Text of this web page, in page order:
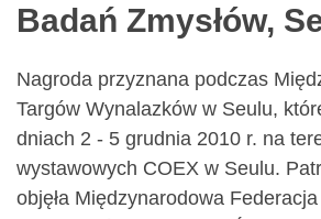
Badań Zmysłów,
Nagroda przyznana podczas
Targów Wynalazków w Seulu,
dniach 2 - 5 grudnia 2010 r. na
wystawowych COEX w Seulu.
objęła Międzynarodowa